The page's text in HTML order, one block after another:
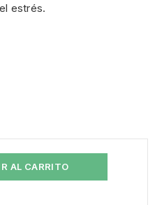
estrés.
AL CARRITO